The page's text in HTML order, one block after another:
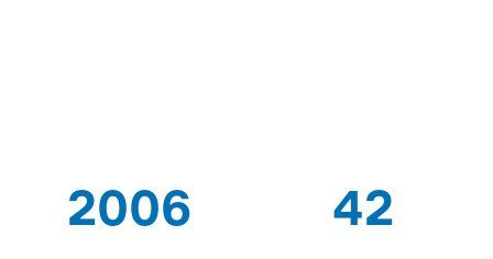
2006 42